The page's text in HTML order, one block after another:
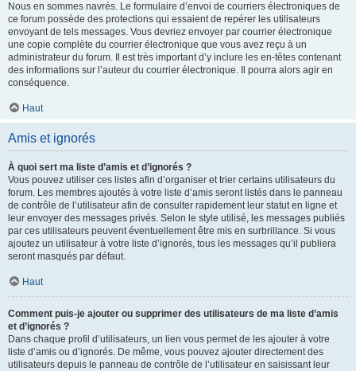
Nous en sommes navrés. Le formulaire d’envoi de courriers électroniques de
ce forum possède des protections qui essaient de repérer les utilisateurs
envoyant de tels messages. Vous devriez envoyer par courrier électronique
une copie complète du courrier électronique que vous avez reçu à un
administrateur du forum. Il est très important d’y inclure les en-têtes contenant
des informations sur l’auteur du courrier électronique. Il pourra alors agir en
conséquence.
Haut
Amis et ignorés
À quoi sert ma liste d’amis et d’ignorés ?
Vous pouvez utiliser ces listes afin d’organiser et trier certains utilisateurs du
forum. Les membres ajoutés à votre liste d’amis seront listés dans le panneau
de contrôle de l’utilisateur afin de consulter rapidement leur statut en ligne et
leur envoyer des messages privés. Selon le style utilisé, les messages publiés
par ces utilisateurs peuvent éventuellement être mis en surbrillance. Si vous
ajoutez un utilisateur à votre liste d’ignorés, tous les messages qu’il publiera
seront masqués par défaut.
Haut
Comment puis-je ajouter ou supprimer des utilisateurs de ma liste d’amis
et d’ignorés ?
Dans chaque profil d’utilisateurs, un lien vous permet de les ajouter à votre
liste d’amis ou d’ignorés. De même, vous pouvez ajouter directement des
utilisateurs depuis le panneau de contrôle de l’utilisateur en saisissant leur